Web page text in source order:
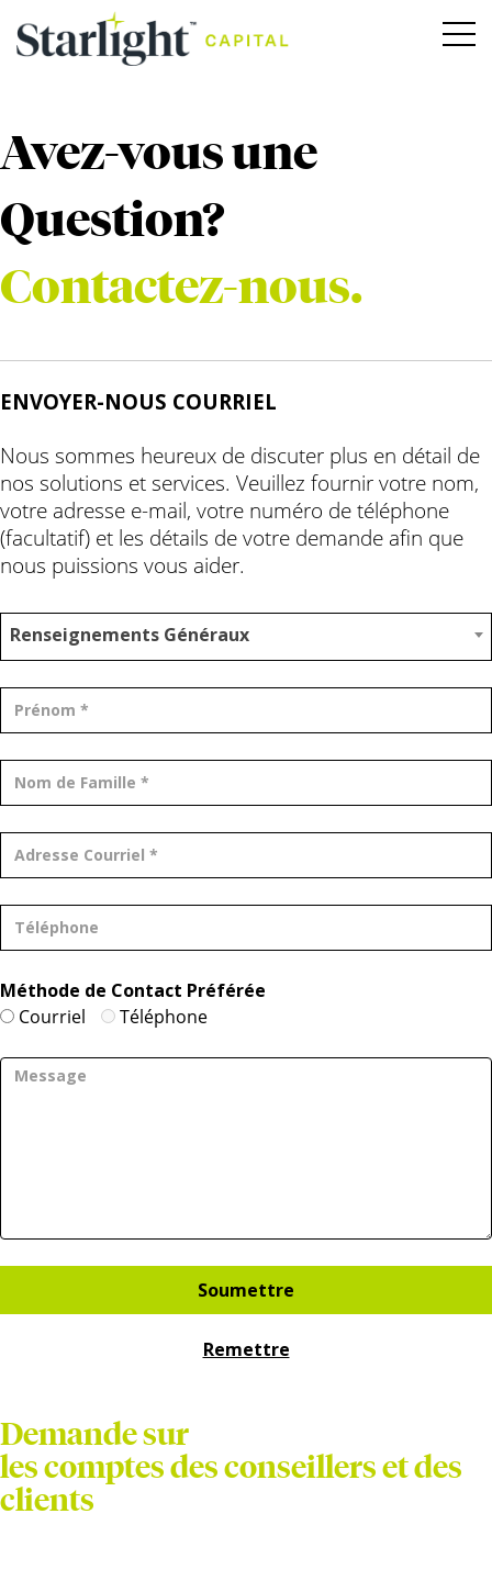
Avez-vous une
Question?
Contactez-nous.
ENVOYER-NOUS COURRIEL
Nous sommes heureux de discuter plus en détail de
nos solutions et services. Veuillez fournir votre nom,
votre adresse e-mail, votre numéro de téléphone
(facultatif) et les détails de votre demande afin que
nous puissions vous aider.
Renseignements Généraux
Méthode de Contact Préférée
Courriel
Téléphone
Demande sur
les comptes des conseillers et des
clients